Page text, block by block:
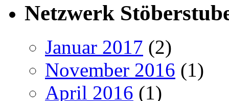
Netzwerk
Januar 2017 (2)
November 2016 (1)
April 2016 (1)